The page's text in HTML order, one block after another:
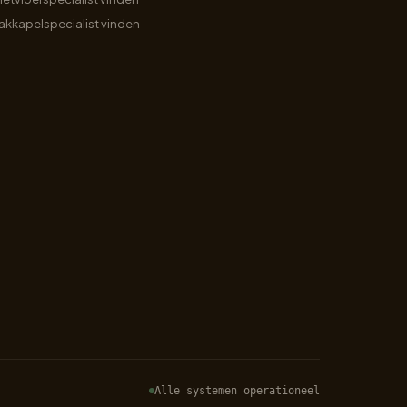
vinden
Alle systemen operationeel